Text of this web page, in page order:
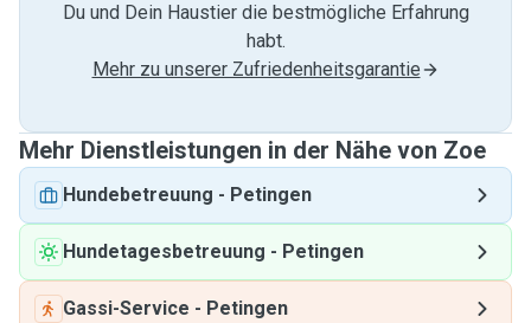
Du und Dein Haustier die bestmögliche Erfahrung
habt.
Mehr zu unserer Zufriedenheitsgarantie
Mehr Dienstleistungen in der Nähe von Zoe
Hundebetreuung - Petingen
Hundetagesbetreuung - Petingen
Gassi-Service - Petingen